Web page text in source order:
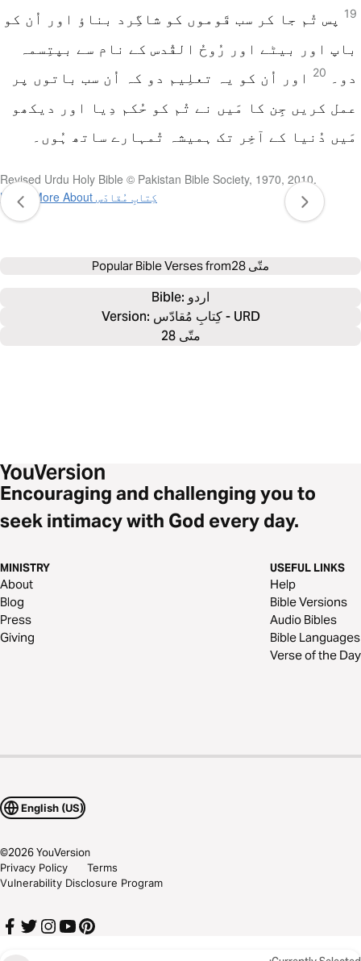
19
پس تُم جا کر سب قَوموں کو شاگِرد بناؤ اور اُن کو
باپ اور بیٹے اور رُوحُ القُدس کے نام سے بپتِسمہ
دو۔ 20
اور اُن کو یہ تعلِیم دو کہ اُن سب باتوں پر
عمل کریں جِن کا مَیں نے تُم کو حُکم دِیا اور دیکھو
مَیں دُنیا کے آخِر تک ہمیشہ تُمہارے ساتھ ہُوں۔
Revised Urdu Holy Bible © Pakistan Bible Society, 1970, 2010.
Learn More About کِتابِ مُقادّس
Popular Bible Verses from متّی 28
Bible: اردو
Version: کِتابِ مُقادّس - URD
متّی 28
Encouraging and challenging you to
seek intimacy with God every day.
MINISTRY
About
Blog
Press
Giving
USEFUL LINKS
Help
Bible Versions
Audio Bibles
Bible Languages
Verse of the Day
English (US)
©2026YouVersion
Privacy Policy
Terms
Vulnerability Disclosure Program